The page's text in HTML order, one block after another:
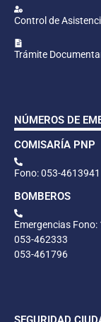
Control de
Trámite
NÚMEROS DE
COMISARÍA PNP
Fono: 053-4613941
BOMBEROS
Emergencias Fono:
053-462333
053-461796